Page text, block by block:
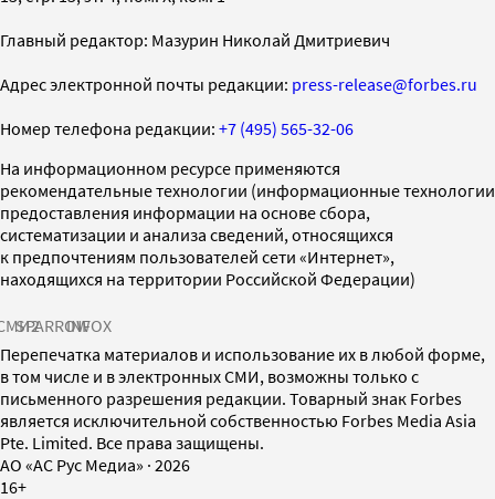
Главный редактор: Мазурин Николай Дмитриевич
Адрес электронной почты редакции: press-release@forbes.ru
Номер телефона редакции: +7 (495) 565-32-06
На информационном ресурсе применяются
рекомендательные технологии (информационные технологии
предоставления информации на основе сбора,
систематизации и анализа сведений, относящихся
к предпочтениям пользователей сети «Интернет»,
находящихся на территории Российской Федерации)
SPARROWINFOX
Перепечатка материалов и использование их в любой форме,
в том числе и в электронных СМИ, возможны только с
письменного разрешения редакции. Товарный знак Forbes
является исключительной собственностью Forbes Media Asia
Pte. Limited. Все права защищены.
AO «АС Рус Медиа» · 2026
16+